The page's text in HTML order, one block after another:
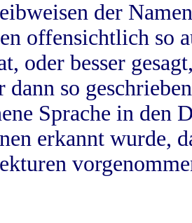
der
offensichtlich so
oder besser
dann so
Sprache in
erkannt wurde,